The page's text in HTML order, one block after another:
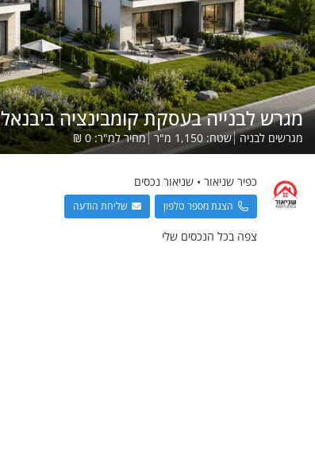
מגרש לבנייה בעסקת קומבינציה ביבנאל
מגרשים לבניה שטח: 1,150 מ"ר מחיר למ"ר:0
₪
כפיר שניאור • שניאור נכסים
הצגת מספר טלפון שליחת הודעה
צפה בכל הנכסים שלי